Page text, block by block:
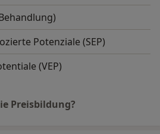
Potenziale (SEP)
(VEP)
Preisbildung?